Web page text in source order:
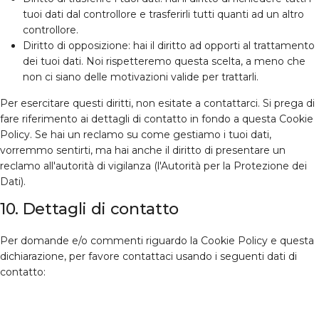
tuoi dati dal controllore e trasferirli tutti quanti ad un altro
controllore.
Diritto di opposizione: hai il diritto ad opporti al trattamento
dei tuoi dati. Noi rispetteremo questa scelta, a meno che
non ci siano delle motivazioni valide per trattarli.
Per esercitare questi diritti, non esitate a contattarci. Si prega di
fare riferimento ai dettagli di contatto in fondo a questa Cookie
Policy. Se hai un reclamo su come gestiamo i tuoi dati,
vorremmo sentirti, ma hai anche il diritto di presentare un
reclamo all'autorità di vigilanza (l'Autorità per la Protezione dei
Dati).
10. Dettagli di contatto
Per domande e/o commenti riguardo la Cookie Policy e questa
dichiarazione, per favore contattaci usando i seguenti dati di
contatto: